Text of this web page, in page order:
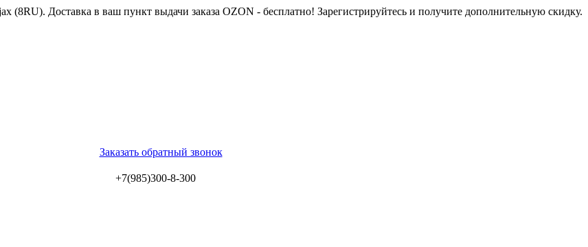
(8RU). Доставка в ваш пункт выдачи заказа OZON - бесплатно! Зарегистрируйтесь и получите дополнительную скидку.
Заказать обратный звонок
+7(985)300-8-300